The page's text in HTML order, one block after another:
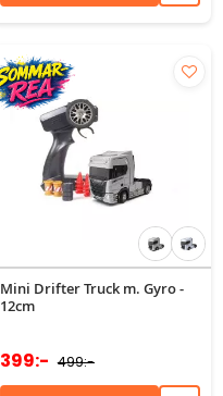
Mini Drifter Truck m. Gyro -
12cm
399:- 499:-